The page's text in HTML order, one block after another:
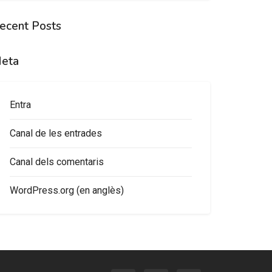
Posts
Entra
Canal de les entrades
Canal dels comentaris
WordPress.org (en anglès)